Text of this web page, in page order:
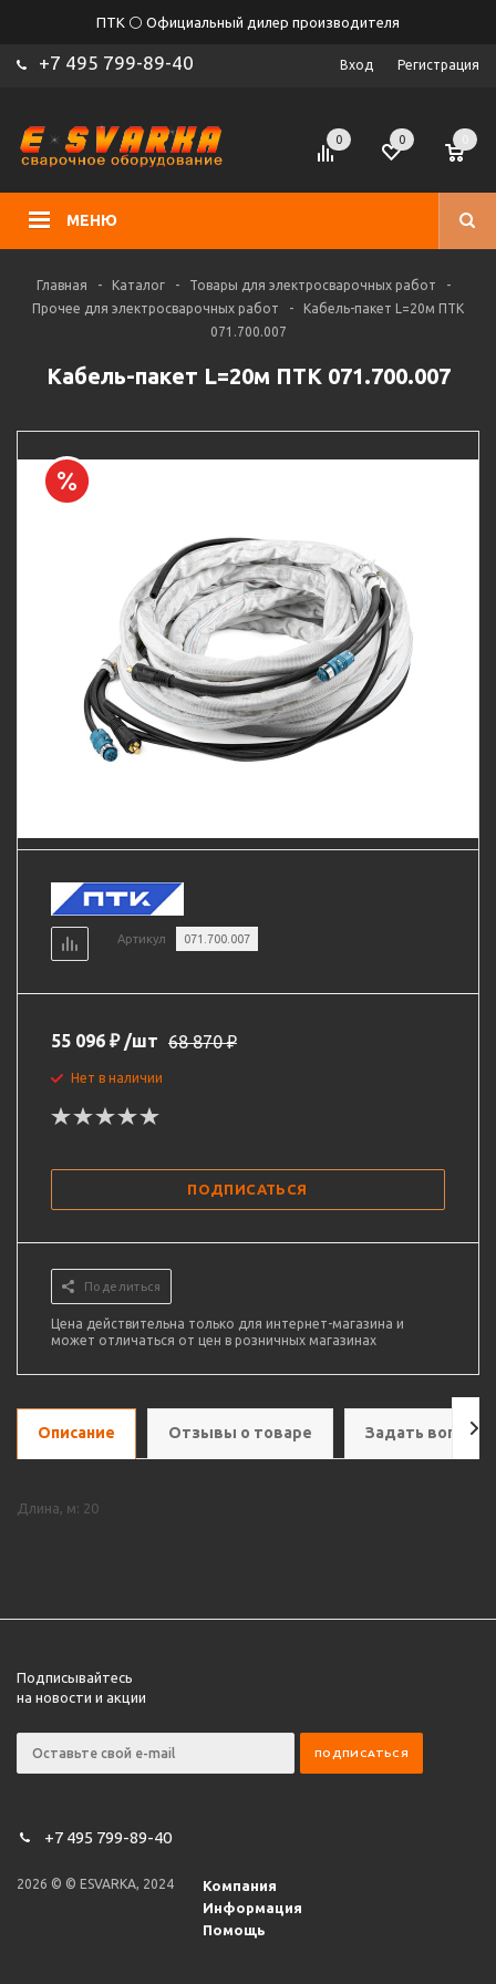
ПТК ⚪ Официальный дилер производителя
+7 495 799-89-40 Вход Регистрация
МЕНЮ
0 0
Главная - Каталог - Товары для электросварочных работ
-
Прочее для электросварочных работ
-
Кабель-пакет L=20м ПТК
071.700.007
Кабель-пакет L=20м ПТК 071.700.007
Артикул 071.700.007
55 096 ₽ /шт 68 870₽
Нет в наличии
ПОДПИСАТЬСЯ
Поделиться
Цена действительна только для интернет-магазина и
может отличаться от цен в розничных магазинах
Описание Отзывы о товаре Задать вопрос
Длина, м: 20
Подписывайтесь
на новости и акции
+7 495 799-89-40
2026 © © ESVARKA, 2024
Компания
Информация
Помощь